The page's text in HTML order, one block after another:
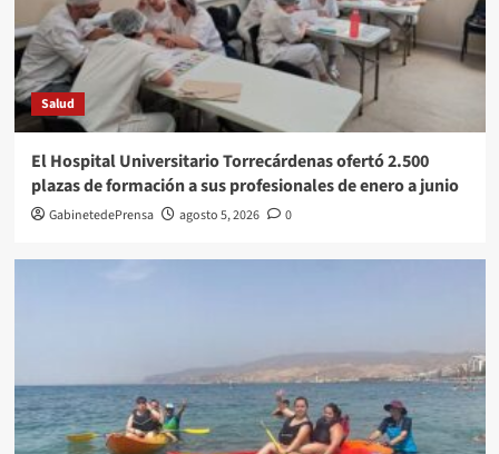
Salud
El Hospital Universitario Torrecárdenas ofertó 2.500
plazas de formación a sus profesionales de enero a junio
GabinetedePrensa agosto 5, 2026 0